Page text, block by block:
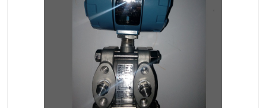
标准型工业压力变送器 罐旁显示仪
温度传感器变送器
电容物位计
温度显示控制仪表 电量变送器